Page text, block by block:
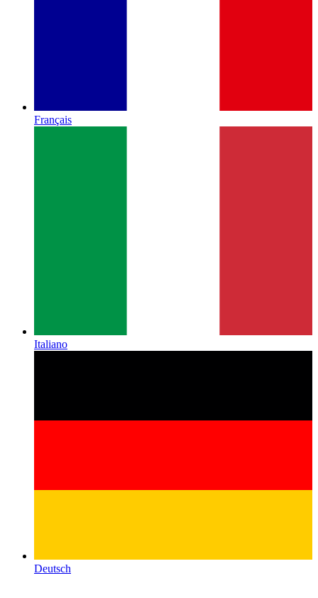
Français
Italiano
Deutsch